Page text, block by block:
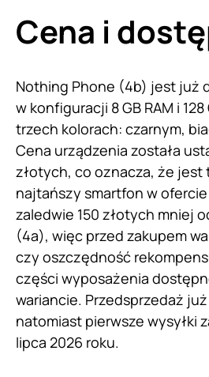
Cena i
Nothing Phone (4b) jest już
w konfiguracji 8 GB RAM i
trzech kolorach: czarnym,
Cena urządzenia została
złotych, co oznacza, że jest
najtańszy smartfon w
zaledwie 150 złotych mniej
(4a), więc przed zakupem
czy oszczędność
części wyposażenia
wariancie. Przedsprzedaż
natomiast pierwsze wysyłki
lipca 2026 roku.